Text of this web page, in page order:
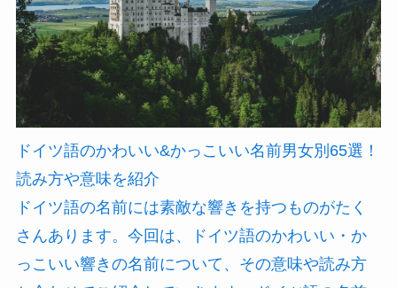
ドイツ語のかわいい&かっこいい名前男女別65選！
読み方や意味を紹介
ドイツ語の名前には素敵な響きを持つものがたく
さんあります。今回は、ドイツ語のかわいい・か
っこいい響きの名前について、その意味や読み方